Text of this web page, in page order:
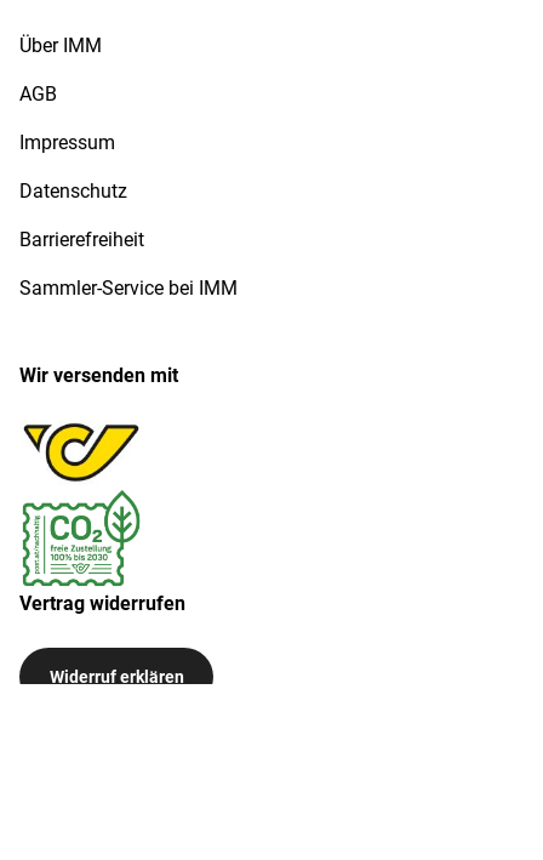
Über IMM
AGB
Impressum
Datenschutz
Barrierefreiheit
Sammler-Service bei IMM
Wir versenden mit
Vertrag widerrufen
Widerruf erklären